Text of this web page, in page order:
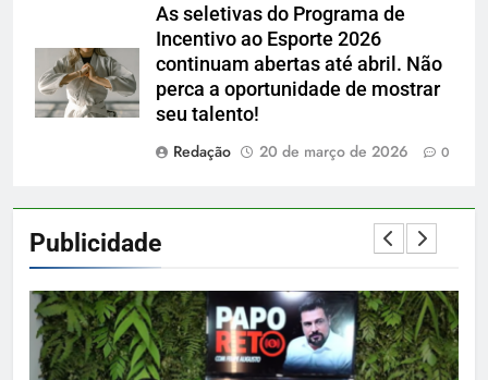
As seletivas do Programa de
Incentivo ao Esporte 2026
continuam abertas até abril. Não
perca a oportunidade de mostrar
seu talento!
Redação
20 de março de 2026 0
Publicidade